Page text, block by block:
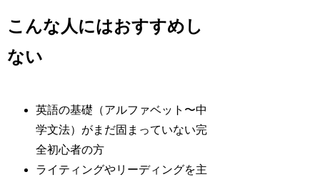
こんな人にはおすすめし
ない
英語の基礎（アルファベット〜中
学文法）がまだ固まっていない完
全初心者の方
ライティングやリーディングを主